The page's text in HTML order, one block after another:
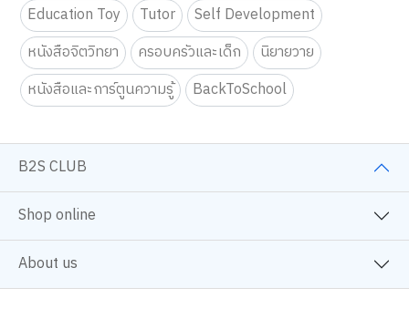
Education Toy
Tutor
Self Development
หนังสือจิตวิทยา
ครอบครัวและเด็ก
นิยายวาย
หนังสือและการ์ตูนความรู้
BackToSchool
B2S CLUB
Shop online
About us